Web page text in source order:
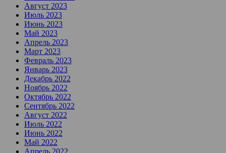
Август 2023
Июль 2023
Июнь 2023
Май 2023
Апрель 2023
Март 2023
Февраль 2023
Январь 2023
Декабрь 2022
Ноябрь 2022
Октябрь 2022
Сентябрь 2022
Август 2022
Июль 2022
Июнь 2022
Май 2022